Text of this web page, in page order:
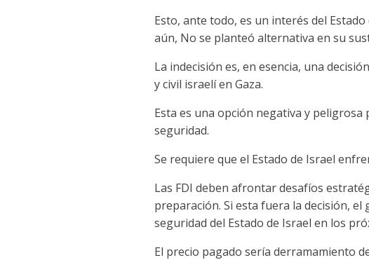
Esto, ante todo, es un interés del
aún, No se planteó alternativa en su
La indecisión es, en esencia, una
y civil israelí en Gaza.
Esta es una opción negativa y
seguridad.
Se requiere que el Estado de Israel
Las FDI deben afrontar desafíos
preparación. Si esta fuera la decisión,
seguridad del Estado de Israel en los
El precio pagado sería derramamiento